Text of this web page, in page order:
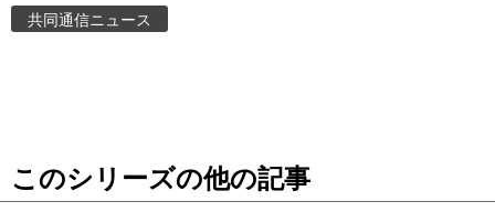
People
共同通信ニュース
このシリーズの他の記事